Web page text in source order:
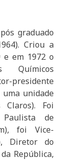
graduado
Criou a
e em 1972 o
Químicos
presidente
unidade
Foi
Paulista de
foi Vice-
Diretor do
República,